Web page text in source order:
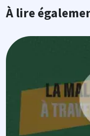
À lire
Image